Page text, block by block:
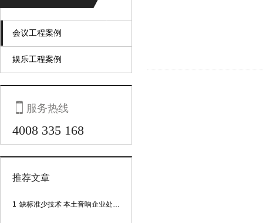
会议工程案例
娱乐工程案例
 服务热线
4008 335 168
推荐文章
1 缺标准少技术 本土音响企业处境尴尬